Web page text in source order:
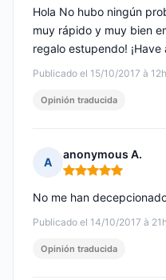
Publicado el 15/10/2017 à
Hola No hubo ningún
muy rápido y muy bien
regalo estupendo! ¡Have
Opinión traducida
A
anonymous A.
Nota: 5 de 5
Publicado el 14/10/2017 à
No me han
Opinión traducida